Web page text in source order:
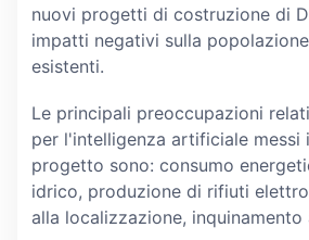
nuovi progetti di costruzione di
impatti negativi sulla
esistenti.
Le principali preoccupazioni
per l'intelligenza artificiale messi
progetto sono: consumo
idrico, produzione di rifiuti
alla localizzazione, inquinamento